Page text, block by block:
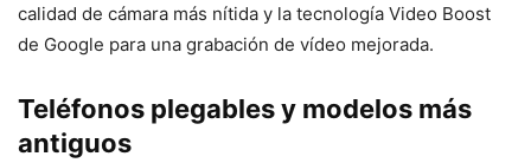
calidad de cámara más nítida y la tecnología Video Boost
de Google para una grabación de vídeo mejorada.
Teléfonos plegables y modelos más
antiguos